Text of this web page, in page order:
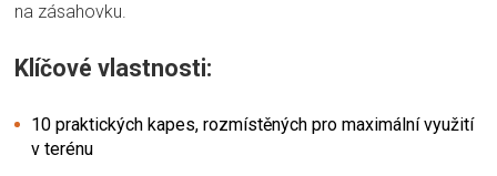
na zásahovku.
Klíčové vlastnosti:
10 praktických kapes, rozmístěných pro maximální využití
v terénu